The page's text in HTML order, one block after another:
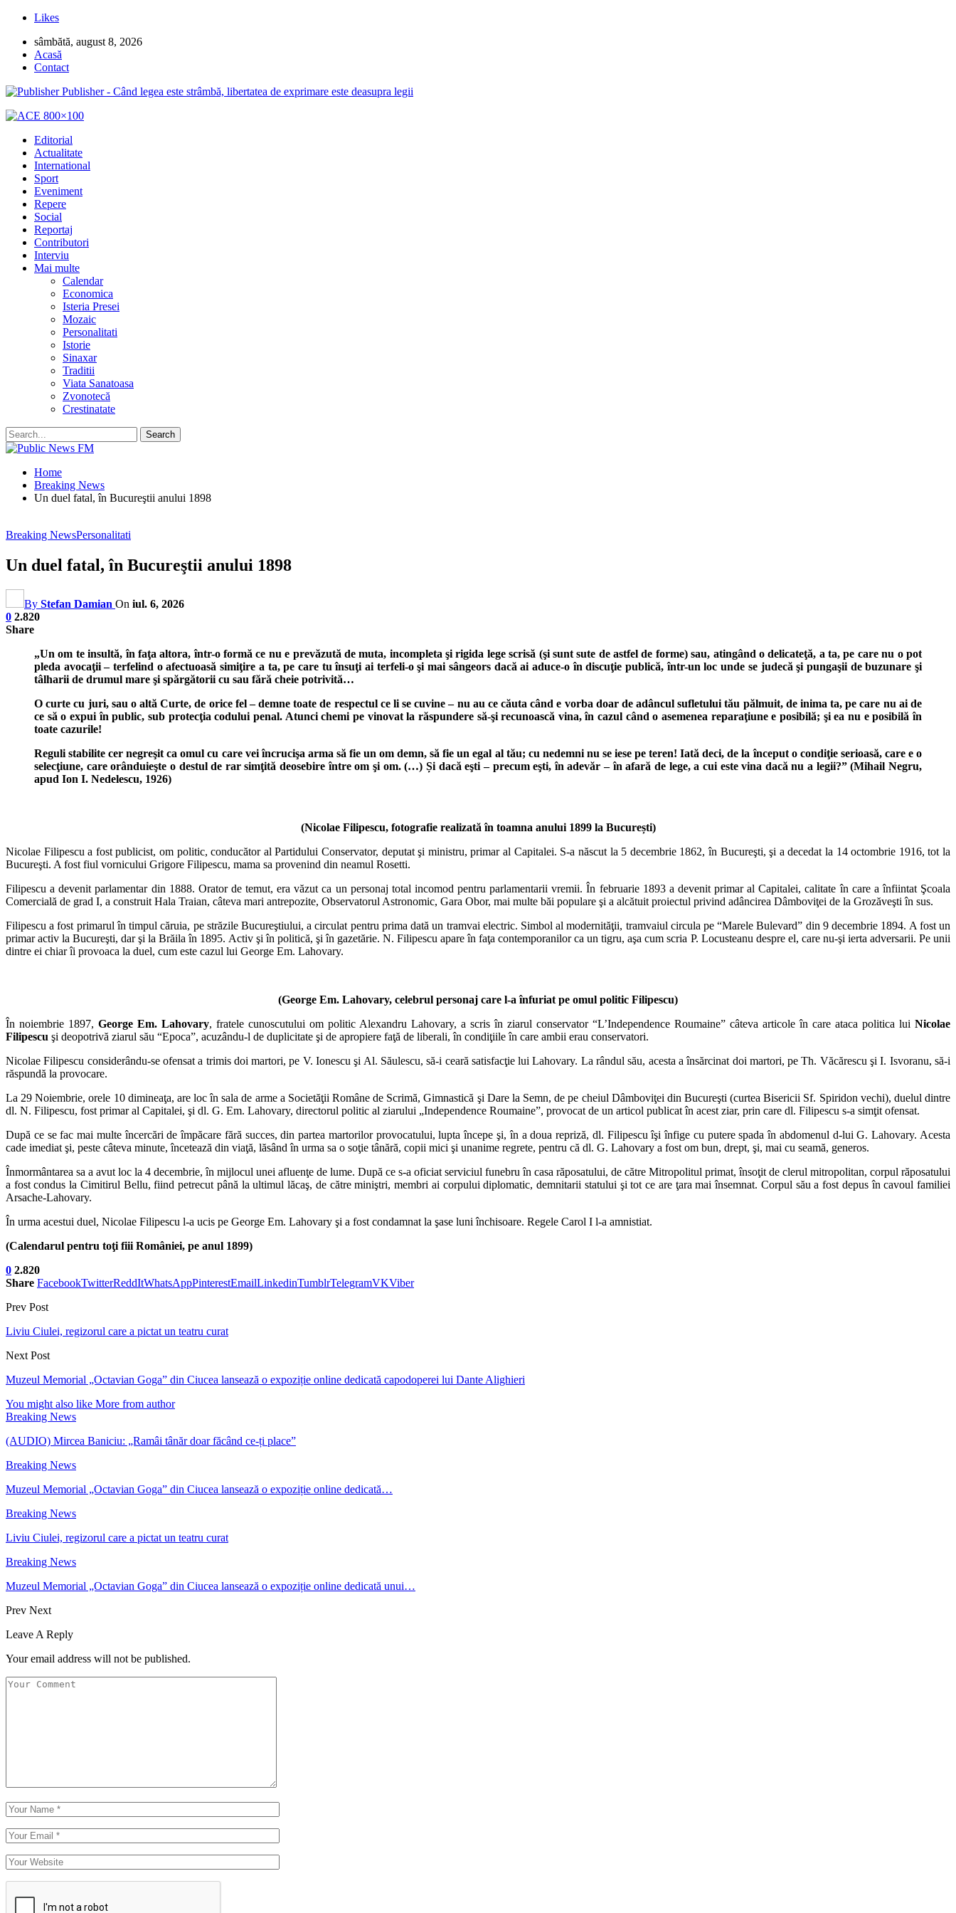
Likes
sâmbătă, august 8, 2026
Acasă
Contact
Publisher - Când legea este strâmbă, libertatea de exprimare este deasupra legii
Editorial
Actualitate
International
Sport
Eveniment
Repere
Social
Reportaj
Contributori
Interviu
Mai multe
Calendar
Economica
Isteria Presei
Mozaic
Personalitati
Istorie
Sinaxar
Traditii
Viata Sanatoasa
Zvonotecă
Crestinatate
Home
Breaking News
Un duel fatal, în Bucureştii anului 1898
Breaking NewsPersonalitati
Un duel fatal, în Bucureştii anului 1898
By Stefan Damian On iul. 6, 2026
0 2.820
Share
„Un om te insultă, în faţa altora, într-o formă ce nu e prevăzută de muta, incompleta şi rigida lege scrisă (şi sunt sute de astfel de forme) sau, atingând o delicateţă, a ta, pe care nu o pot
pleda avocaţii – terfelind o afectuoasă simiţire a ta, pe care tu însuţi ai terfeli-o şi mai sângeors dacă ai aduce-o în discuţie publică, într-un loc unde se judecă şi pungaşii de buzunare şi
tâlharii de drumul mare şi spărgătorii cu sau fără cheie potrivită…
O curte cu juri, sau o altă Curte, de orice fel – demne toate de respectul ce li se cuvine – nu au ce căuta când e vorba doar de adâncul sufletului tău pălmuit, de inima ta, pe care nu ai de
ce să o expui în public, sub protecţia codului penal. Atunci chemi pe vinovat la răspundere să-şi recunoască vina, în cazul când o asemenea reparaţiune e posibilă; şi ea nu e posibilă în
toate cazurile!
Reguli stabilite cer negreşit ca omul cu care vei încrucişa arma să fie un om demn, să fie un egal al tău; cu nedemni nu se iese pe teren! Iată deci, de la început o condiţie serioasă, care e o
selecţiune, care orânduieşte o destul de rar simţită deosebire între om şi om. (…) Și dacă eşti – precum eşti, în adevăr – în afară de lege, a cui este vina dacă nu a legii?” (Mihail Negru,
apud Ion I. Nedelescu, 1926)
(Nicolae Filipescu, fotografie realizată în toamna anului 1899 la București)
Nicolae Filipescu a fost publicist, om politic, conducător al Partidului Conservator, deputat şi ministru, primar al Capitalei. S-a născut la 5 decembrie 1862, în Bucureşti, şi a decedat la 14 octombrie 1916, tot la
Bucureşti. A fost fiul vornicului Grigore Filipescu, mama sa provenind din neamul Rosetti.
Filipescu a devenit parlamentar din 1888. Orator de temut, era văzut ca un personaj total incomod pentru parlamentarii vremii. În februarie 1893 a devenit primar al Capitalei, calitate în care a înfiintat Şcoala
Comercială de grad I, a construit Hala Traian, câteva mari antrepozite, Observatorul Astronomic, Gara Obor, mai multe băi populare şi a alcătuit proiectul privind adâncirea Dâmboviţei de la Grozăveşti în sus.
Filipescu a fost primarul în timpul căruia, pe străzile Bucureştiului, a circulat pentru prima dată un tramvai electric. Simbol al modernităţii, tramvaiul circula pe “Marele Bulevard” din 9 decembrie 1894. A fost un
primar activ la Bucureşti, dar şi la Brăila în 1895. Activ şi în politică, şi în gazetărie. N. Filipescu apare în faţa contemporanilor ca un tigru, aşa cum scria P. Locusteanu despre el, care nu-şi ierta adversarii. Pe unii
dintre ei chiar îi provoaca la duel, cum este cazul lui George Em. Lahovary.
(George Em. Lahovary, celebrul personaj care l-a înfuriat pe omul politic Filipescu)
În noiembrie 1897, George Em. Lahovary, fratele cunoscutului om politic Alexandru Lahovary, a scris în ziarul conservator “L’Independence Roumaine” câteva articole în care ataca politica lui Nicolae
Filipescu şi deopotrivă ziarul său “Epoca”, acuzându-l de duplicitate şi de apropiere faţă de liberali, în condiţiile în care ambii erau conservatori.
Nicolae Filipescu considerându-se ofensat a trimis doi martori, pe V. Ionescu şi Al. Săulescu, să-i ceară satisfacţie lui Lahovary. La rândul său, acesta a însărcinat doi martori, pe Th. Văcărescu şi I. Isvoranu, să-i
răspundă la provocare.
La 29 Noiembrie, orele 10 dimineaţa, are loc în sala de arme a Societăţii Române de Scrimă, Gimnastică şi Dare la Semn, de pe cheiul Dâmboviţei din Bucureşti (curtea Bisericii Sf. Spiridon vechi), duelul dintre
dl. N. Filipescu, fost primar al Capitalei, şi dl. G. Em. Lahovary, directorul politic al ziarului „Independence Roumaine”, provocat de un articol publicat în acest ziar, prin care dl. Filipescu s-a simţit ofensat.
După ce se fac mai multe încercări de împăcare fără succes, din partea martorilor provocatului, lupta începe şi, în a doua repriză, dl. Filipescu îşi înfige cu putere spada în abdomenul d-lui G. Lahovary. Acesta
cade imediat şi, peste câteva minute, încetează din viaţă, lăsând în urma sa o soţie tânără, copii mici şi unanime regrete, pentru că dl. G. Lahovary a fost om bun, drept, şi, mai cu seamă, generos.
Înmormântarea sa a avut loc la 4 decembrie, în mijlocul unei afluenţe de lume. După ce s-a oficiat serviciul funebru în casa răposatului, de către Mitropolitul primat, însoţit de clerul mitropolitan, corpul răposatului
a fost condus la Cimitirul Bellu, fiind petrecut până la ultimul lăcaş, de către miniştri, membri ai corpului diplomatic, demnitarii statului şi tot ce are ţara mai însemnat. Corpul său a fost depus în cavoul familiei
Arsache-Lahovary.
În urma acestui duel, Nicolae Filipescu l-a ucis pe George Em. Lahovary şi a fost condamnat la şase luni închisoare. Regele Carol I l-a amnistiat.
(Calendarul pentru toţi fiii României, pe anul 1899)
0 2.820
Share FacebookTwitterReddItWhatsAppPinterestEmailLinkedinTumblrTelegramVKViber
Prev Post
Liviu Ciulei, regizorul care a pictat un teatru curat
Next Post
Muzeul Memorial „Octavian Goga” din Ciucea lansează o expoziție online dedicată capodoperei lui Dante Alighieri
You might also like More from author
Breaking News
(AUDIO) Mircea Baniciu: „Ramâi tânăr doar făcând ce-ți place”
Breaking News
Muzeul Memorial „Octavian Goga” din Ciucea lansează o expoziție online dedicată…
Breaking News
Liviu Ciulei, regizorul care a pictat un teatru curat
Breaking News
Muzeul Memorial „Octavian Goga” din Ciucea lansează o expoziție online dedicată unui…
Prev Next
Leave A Reply
Your email address will not be published.